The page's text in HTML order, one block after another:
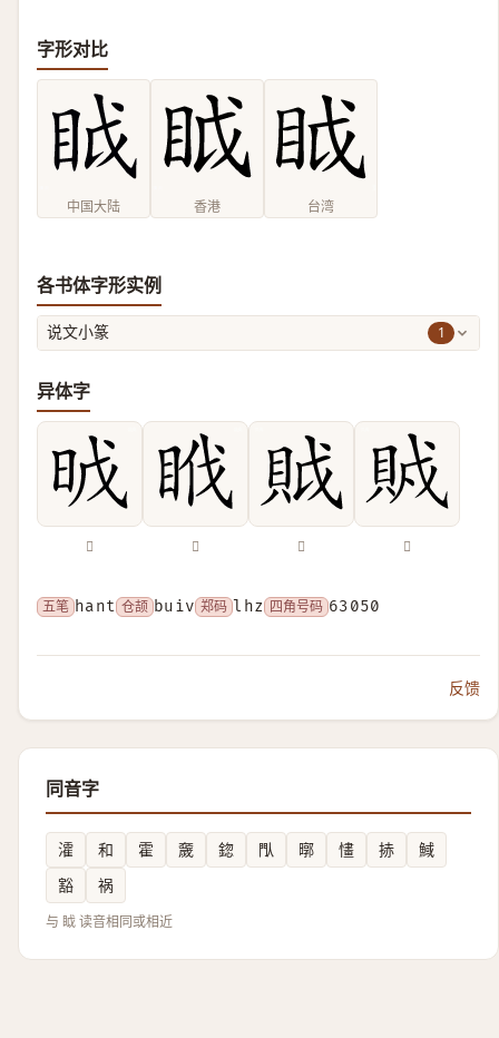
字形对比
中国大陆 香港 台湾
各书体字形实例
说文小篆 1
异体字
𣆈 𥅩 𧵝 𧶂
五笔 hant 仓颉 buiv 郑码 lhz 四角号码 63050
反馈
同音字
瀖 和 霍 奯 鍃 閄 㬑 㦎 捇
䱛
豁
祸
与 眓 读音相同或相近